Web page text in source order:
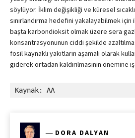
söylüyor. İklim değişikliği ve küresel
sınırlandırma hedefini yakalayabilmek
başta karbondioksit olmak üzere sera
konsantrasyonunun ciddi şekilde
fosil kaynaklı yakıtların aşamalı olarak
giderek ortadan kaldırılmasının önemine
Kaynak: AA
― DORA DALYAN